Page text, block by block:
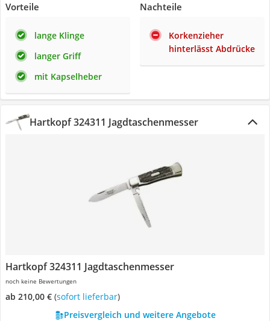
Vorteile
lange Klinge
langer Griff
mit Kapselheber
Nachteile
Korkenzieher
hinterlässt Abdrücke
Hartkopf 324311 Jagdtaschenmesser
Hartkopf 324311 Jagdtaschenmesser
noch keine Bewertungen
ab 210,00 € ( Sofort lieferbar)
Preisvergleich und weitere Angebote